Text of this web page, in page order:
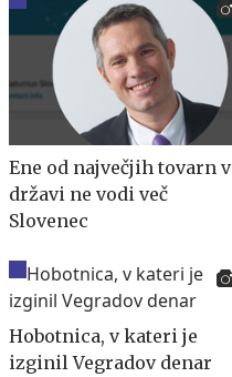
Ene od največjih tovarn v
državi ne vodi več
Slovenec
Hobotnica, v kateri je
izginil Vegradov denar